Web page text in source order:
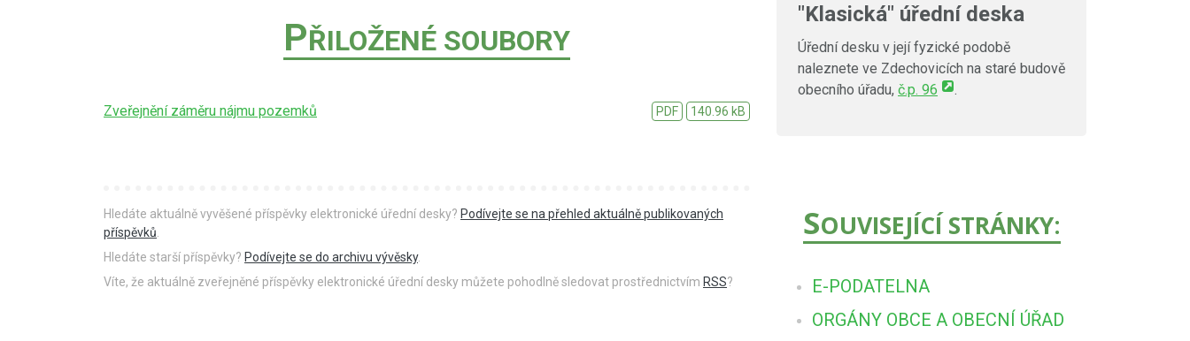
PŘILOŽENÉ SOUBORY
Zveřejnění záměru nájmu pozemků PDF 140.96 kB
Hledáte aktuálně vyvěšené příspěvky elektronické úřední desky? Podívejte se na přehled aktuálně publikovaných
příspěvků
Hledáte starší příspěvky? Podívejte se do archivu vývěsky.
Víte, že aktuálně zveřejněné příspěvky elektronické úřední desky můžete pohodlně sledovat prostřednictvím RSS?
"Klasická" úřední deska
Úřední desku v její fyzické podobě
naleznete ve Zdechovicích na staré budově
obecního úřadu, č.p. 96 .
SOUVISEJÍCÍ STRÁNKY:
E-PODATELNA
ORGÁNY OBCE A OBECNÍ ÚŘAD